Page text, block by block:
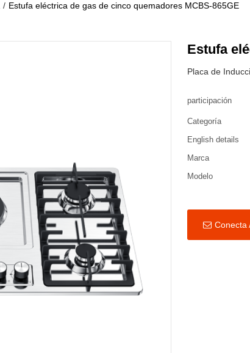
/ Estufa eléctrica de gas de cinco quemadores MCBS-865GE
Estufa
Placa de
participación
Categoría
English details
Marca
Modelo
Conecta